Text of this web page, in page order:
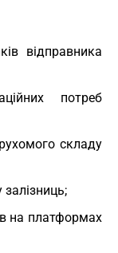
відправника
потреб
складу
на платформах